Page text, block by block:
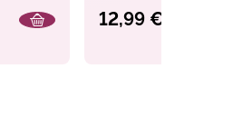
12,99 €